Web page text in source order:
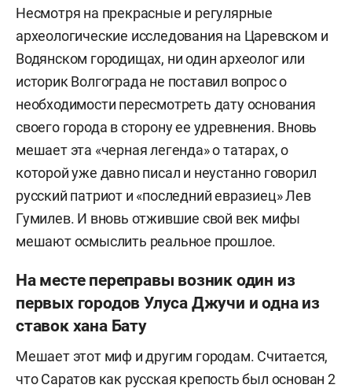
Несмотря на прекрасные и регулярные
археологические исследования на Царевском и
Водянском городищах, ни один археолог или
историк Волгограда не поставил вопрос о
необходимости пересмотреть дату основания
своего города в сторону ее удревнения. Вновь
мешает эта «черная легенда» о татарах, о
которой уже давно писал и неустанно говорил
русский патриот и «последний евразиец» Лев
Гумилев. И вновь отжившие свой век мифы
мешают осмыслить реальное прошлое.
На месте переправы возник один из
первых городов Улуса Джучи и одна из
ставок хана Бату
Мешает этот миф и другим городам. Считается,
что Саратов как русская крепость был основан 2